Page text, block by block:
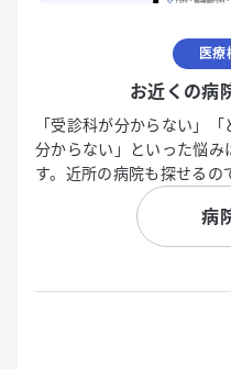
医療
お近くの病
「受診科が分からない」
分からない」といった悩み
す。近所の病院も探せるの
病